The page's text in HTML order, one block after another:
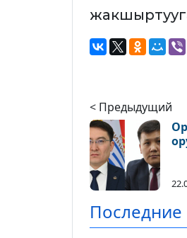
< Предыдущий
Последние